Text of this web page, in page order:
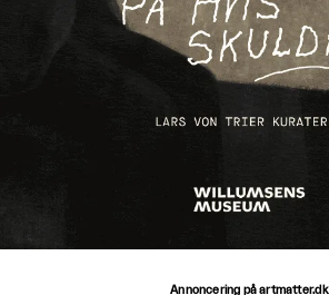
Annoncering på artmatter.dk